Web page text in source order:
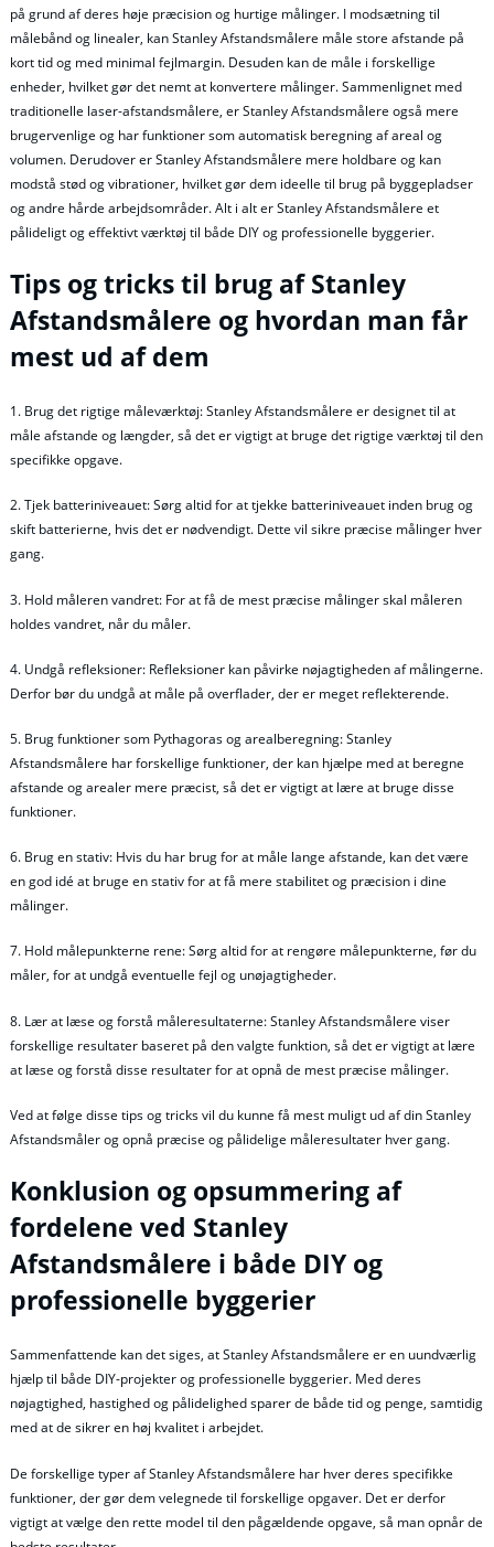
på grund af deres høje præcision og hurtige målinger. I modsætning til
målebånd og linealer, kan Stanley Afstandsmålere måle store afstande på
kort tid og med minimal fejlmargin. Desuden kan de måle i forskellige
enheder, hvilket gør det nemt at konvertere målinger. Sammenlignet med
traditionelle laser-afstandsmålere, er Stanley Afstandsmålere også mere
brugervenlige og har funktioner som automatisk beregning af areal og
volumen. Derudover er Stanley Afstandsmålere mere holdbare og kan
modstå stød og vibrationer, hvilket gør dem ideelle til brug på byggepladser
og andre hårde arbejdsområder. Alt i alt er Stanley Afstandsmålere et
pålideligt og effektivt værktøj til både DIY og professionelle byggerier.
Tips og tricks til brug af Stanley
Afstandsmålere og hvordan man får
mest ud af dem
1. Brug det rigtige måleværktøj: Stanley Afstandsmålere er designet til at
måle afstande og længder, så det er vigtigt at bruge det rigtige værktøj til den
specifikke opgave.
2. Tjek batteriniveauet: Sørg altid for at tjekke batteriniveauet inden brug og
skift batterierne, hvis det er nødvendigt. Dette vil sikre præcise målinger hver
gang.
3. Hold måleren vandret: For at få de mest præcise målinger skal måleren
holdes vandret, når du måler.
4. Undgå refleksioner: Refleksioner kan påvirke nøjagtigheden af målingerne.
Derfor bør du undgå at måle på overflader, der er meget reflekterende.
5. Brug funktioner som Pythagoras og arealberegning: Stanley
Afstandsmålere har forskellige funktioner, der kan hjælpe med at beregne
afstande og arealer mere præcist, så det er vigtigt at lære at bruge disse
funktioner.
6. Brug en stativ: Hvis du har brug for at måle lange afstande, kan det være
en god idé at bruge en stativ for at få mere stabilitet og præcision i dine
målinger.
7. Hold målepunkterne rene: Sørg altid for at rengøre målepunkterne, før du
måler, for at undgå eventuelle fejl og unøjagtigheder.
8. Lær at læse og forstå måleresultaterne: Stanley Afstandsmålere viser
forskellige resultater baseret på den valgte funktion, så det er vigtigt at lære
at læse og forstå disse resultater for at opnå de mest præcise målinger.
Ved at følge disse tips og tricks vil du kunne få mest muligt ud af din Stanley
Afstandsmåler og opnå præcise og pålidelige måleresultater hver gang.
Konklusion og opsummering af
fordelene ved Stanley
Afstandsmålere i både DIY og
professionelle byggerier
Sammenfattende kan det siges, at Stanley Afstandsmålere er en uundværlig
hjælp til både DIY-projekter og professionelle byggerier. Med deres
nøjagtighed, hastighed og pålidelighed sparer de både tid og penge, samtidig
med at de sikrer en høj kvalitet i arbejdet.
De forskellige typer af Stanley Afstandsmålere har hver deres specifikke
funktioner, der gør dem velegnede til forskellige opgaver. Det er derfor
vigtigt at vælge den rette model til den pågældende opgave, så man opnår de